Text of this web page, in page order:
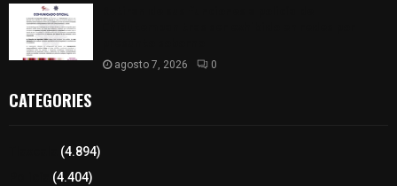
agosto 7, 2026 0
CATEGORIES
(4.894)
(4.404)